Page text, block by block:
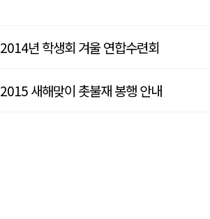
2014년 학생회 겨울 연합수련회
2015 새해맞이 촛불재 봉행 안내